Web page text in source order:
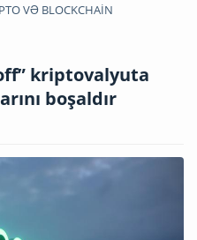
VƏ BLOCKCHAİN
kriptovalyuta
boşaldır